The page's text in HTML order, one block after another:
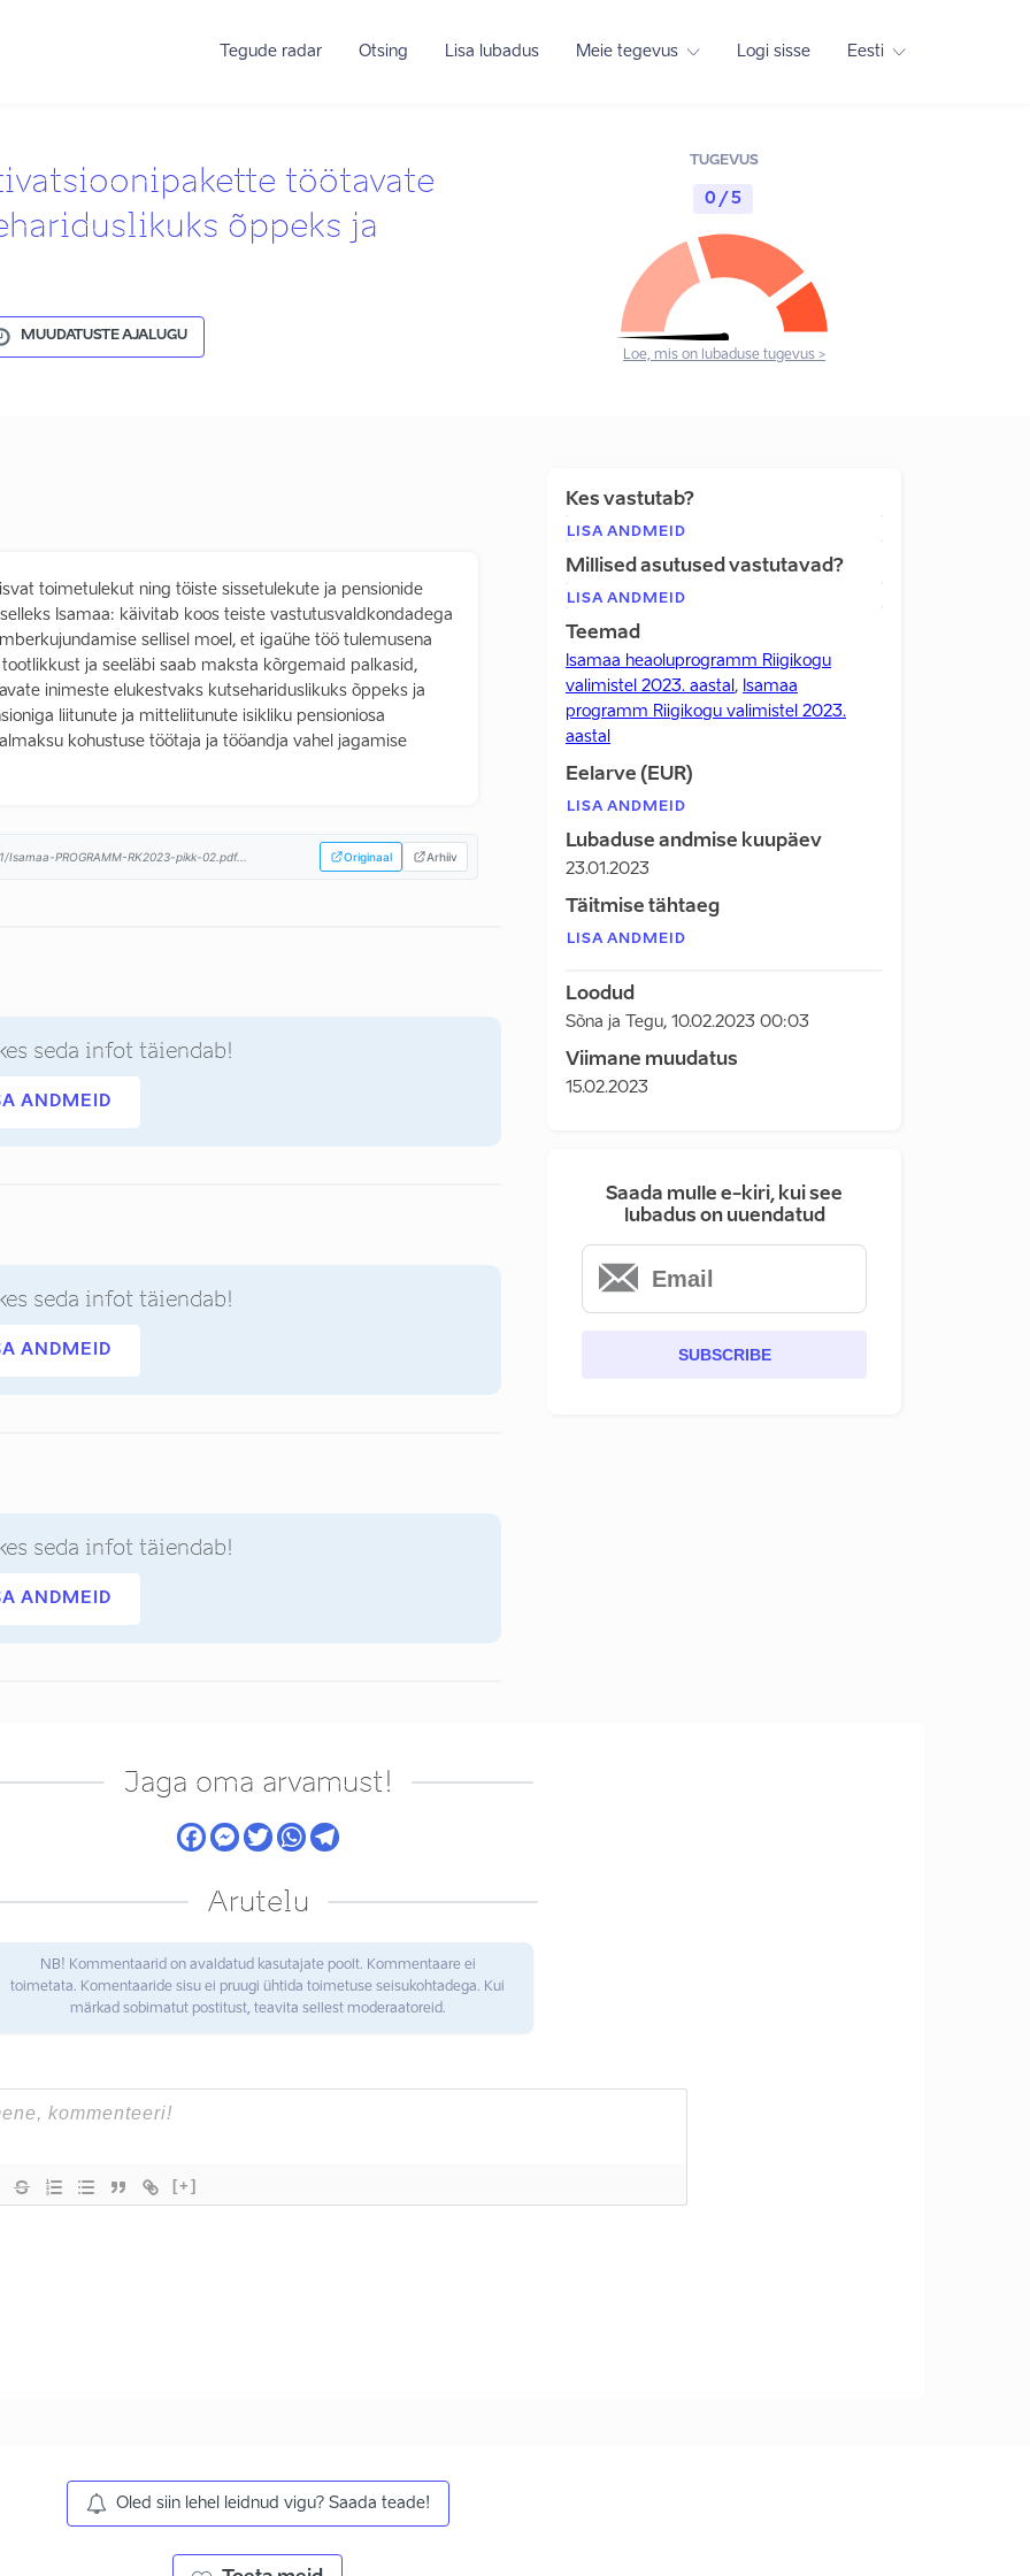
Tegude radar Otsing Lisa lubadus Meie tegevus Logi sisse Eesti
töötavate
õppeks ja
MUUDATUSTE AJALUGU
TUGEVUS
0 / 5
Loe, mis on lubaduse tugevus >
toimetulekut ning töiste sissetulekute ja pensionide
Isamaa: käivitab koos teiste vastutusvaldkondadega
sellisel moel, et igaühe töö tulemusena
ja seeläbi saab maksta kõrgemaid palkasid,
inimeste elukestvaks kutsehariduslikuks õppeks ja
liitunute ja mitteliitunute isikliku pensioniosa
kohustuse töötaja ja tööandja vahel jagamise
PROGRAMM-RK2023-pikk-02.pdf... Originaal Arhiiv
seda infot täiendab!
ANDMEID
seda infot täiendab!
ANDMEID
seda infot täiendab!
ANDMEID
Kes vastutab?
LISA ANDMEID
Millised asutused vastutavad?
LISA ANDMEID
Teemad
Isamaa heaoluprogramm Riigikogu
valimistel 2023. aastal , Isamaa
programm Riigikogu valimistel 2023.
aastal
Eelarve (EUR)
LISA ANDMEID
Lubaduse andmise kuupäev
23.01.2023
Täitmise tähtaeg
LISA ANDMEID
Loodud
Sõna ja Tegu, 10.02.2023 00:03
Viimane muudatus
15.02.2023
Saada mulle e-kiri, kui see
lubadus on uuendatud
SUBSCRIBE
Jaga oma arvamust!
Arutelu
NB! Kommentaarid on avaldatud kasutajate poolt. Kommentaare ei
toimetata. Komentaaride sisu ei pruugi ühtida toimetuse seisukohtadega. Kui
märkad sobimatut postitust, teavita sellest moderaatoreid.
[+]
Oled siin lehel leidnud vigu? Saada teade!